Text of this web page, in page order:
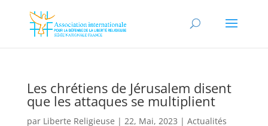
Les chrétiens de Jérusalem disent
que les attaques se multiplient
par Liberte Religieuse | 22, Mai, 2023 | Actualités